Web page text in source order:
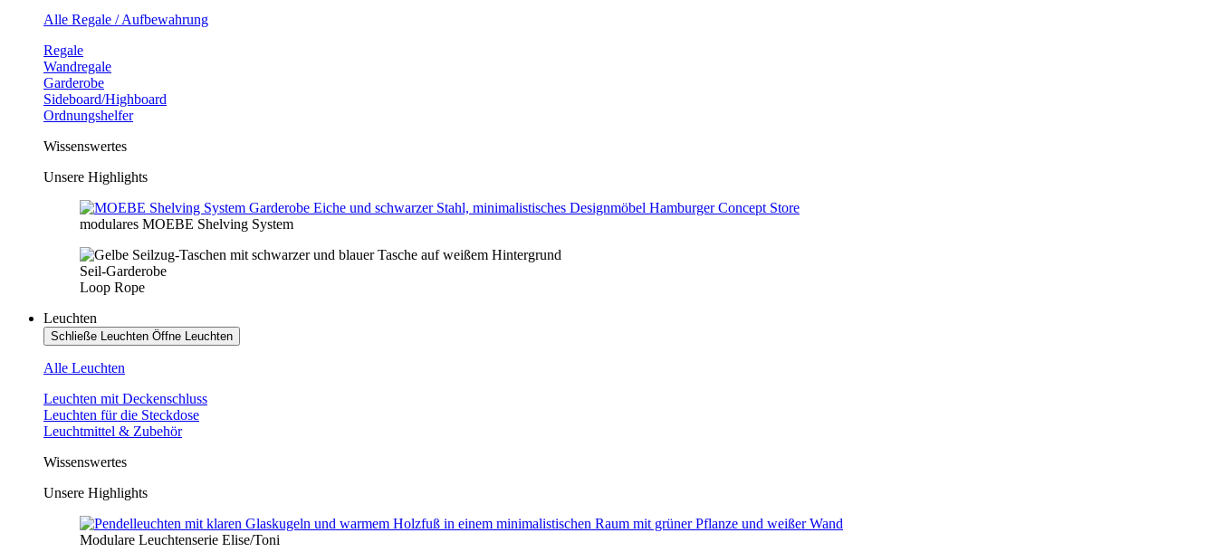
Alle Regale / Aufbewahrung
Regale
Wandregale
Garderobe
Sideboard/Highboard
Ordnungshelfer
Wissenswertes
Unsere Highlights
modulares MOEBE Shelving System
Seil-Garderobe
Loop Rope
Leuchten
Schließe Leuchten Öffne Leuchten
Alle Leuchten
Leuchten mit Deckenschluss
Leuchten für die Steckdose
Leuchtmittel & Zubehör
Wissenswertes
Unsere Highlights
Modulare Leuchtenserie Elise/Toni